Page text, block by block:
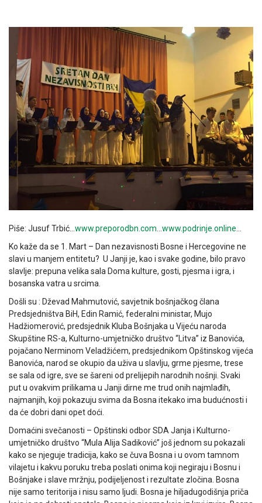
Piše: Jusuf Trbić…www.preporodbn.com…www.podrinje.online…
Ko kaže da se 1. Mart – Dan nezavisnosti Bosne i Hercegovine ne
slavi u manjem entitetu? U Janji je, kao i svake godine, bilo pravo
slavlje: prepuna velika sala Doma kulture, gosti, pjesma i igra, i
bosanska vatra u srcima.
Došli su : Dževad Mahmutović, savjetnik bošnjačkog člana
Predsjedništva BiH, Edin Ramić, federalni ministar, Mujo
Hadžiomerović, predsjednik Kluba Bošnjaka u Vijeću naroda
Skupštine RS-a, Kulturno-umjetničko društvo “Litva” iz Banovića,
pojačano Nerminom Veladžićem, predsjednikom Opštinskog vijeća
Banovića, narod se okupio da uživa u slavlju, grme pjesme, trese
se sala od igre, sve se šareni od prelijepih narodnih nošnji. Svaki
put u ovakvim prilikama u Janji dirne me trud onih najmlađih,
najmanjih, koji pokazuju svima da Bosna itekako ima budućnosti i
da će dobri dani opet doći.
Domaćini svečanosti – Opštinski odbor SDA Janja i Kulturno-
umjetničko društvo “Mula Alija Sadiković” još jednom su pokazali
kako se njeguje tradicija, kako se čuva Bosna i u ovom tamnom
vilajetu i kakvu poruku treba poslati onima koji negiraju i Bosnu i
Bošnjake i slave mržnju, podijeljenost i rezultate zločina. Bosna
nije samo teritorija i nisu samo ljudi. Bosna je hiljadugodišnja priča